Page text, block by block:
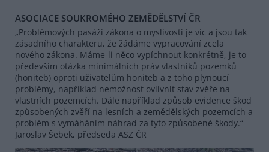
ASOCIACE SOUKROMÉHO ZEMĚDĚLSTVÍ ČR
„Problémových pasáží zákona o myslivosti je víc a jsou tak
zásadního charakteru, že žádáme vypracování zcela
nového zákona. Máme-li něco vypíchnout konkrétně, je to
především otázka minimálních práv vlastníků pozemků
(honiteb) oproti uživatelům honiteb a z toho plynoucí
problémy, například nemožnost ovlivnit stav zvěře na
vlastních pozemcích. Dále například způsob evidence škod
způsobených zvěří na lesních a zemědělských pozemcích a
problém s vymáháním náhrad za tyto způsobené škody.“
Jaroslav Šebek, předseda ASZ ČR